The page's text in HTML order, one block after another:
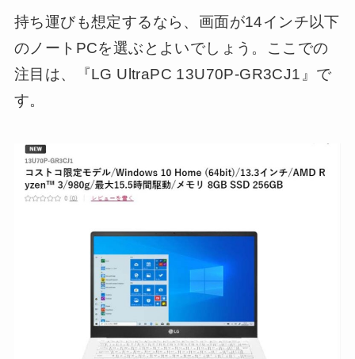
持ち運びも想定するなら、画面が14インチ以下
のノートPCを選ぶとよいでしょう。ここでの
注目は、『LG UltraPC 13U70P-GR3CJ1』で
す。